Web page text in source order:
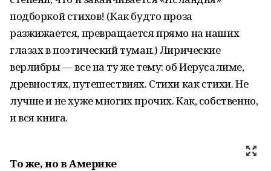
подборкой стихов! (Как будто проза
разжижается, превращается прямо на наших
глазах в поэтический туман.) Лирические
верлибры — все на ту же тему: об Иерусалиме,
древностях, путешествиях. Стихи как стихи. Не
лучше и не хуже многих прочих. Как, собственно,
и вся книга.
То же, но в Америке